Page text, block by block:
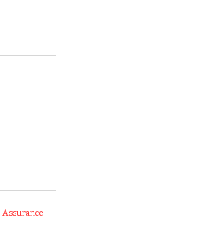
Assurance-